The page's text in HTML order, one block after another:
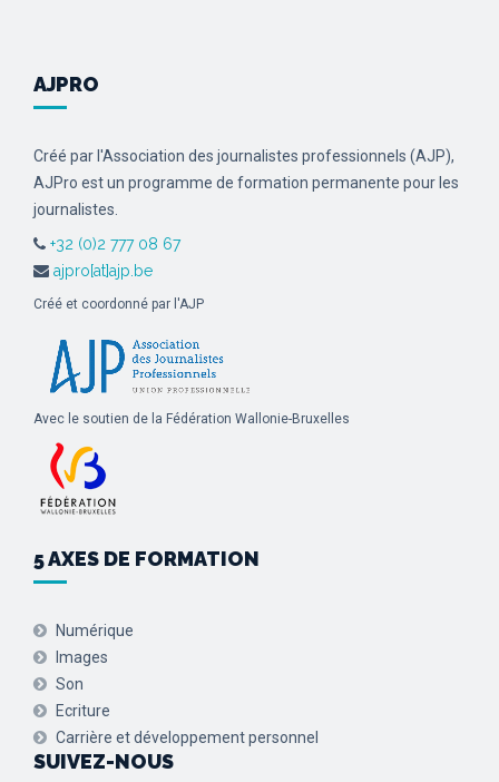
AJPRO
Créé par l'Association des journalistes professionnels (AJP),
AJPro est un programme de formation permanente pour les
journalistes.
+32 (0)2 777 08 67
ajpro[at]ajp.be
Créé et coordonné par l'AJP
Avec le soutien de la Fédération Wallonie-Bruxelles
5 AXES DE FORMATION
Numérique
Images
Son
Ecriture
Carrière et développement personnel
SUIVEZ-NOUS